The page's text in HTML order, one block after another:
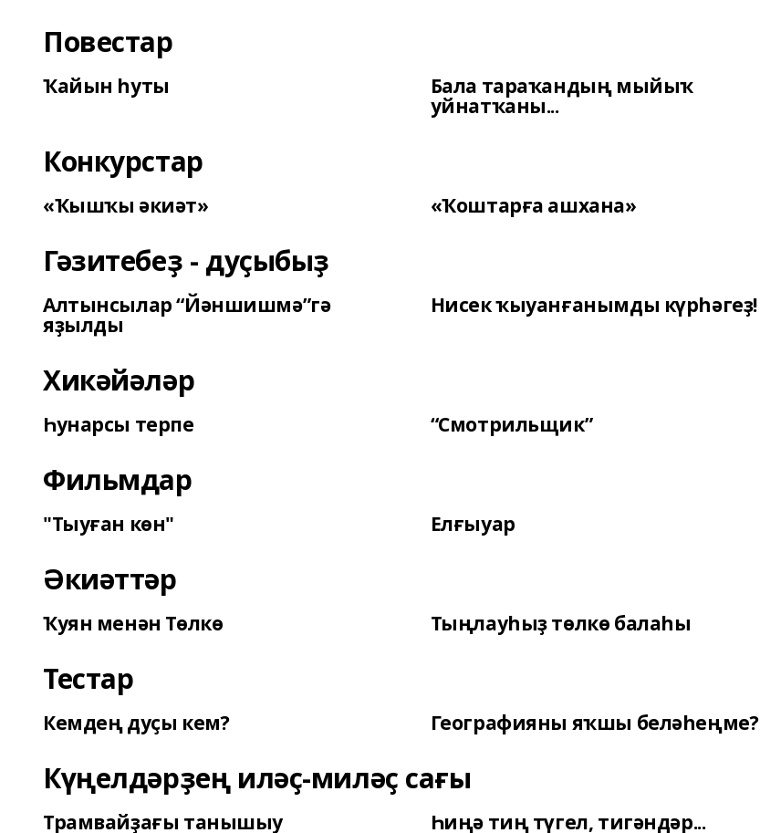
Повестар
Ҡайын һуты Бала тараҡандың мыйыҡ
уйнатҡаны...
Конкурстар
«Ҡышҡы әкиәт» «Ҡоштарға ашхана»
Гәзитебеҙ - дуҫыбыҙ
Алтынсылар “Йәншишмә”гә
яҙылды
Нисек ҡыуанғанымды күрһәгеҙ!
Хикәйәләр
Һунарсы терпе “Смотрильщик”
Фильмдар
"Тыуған көн" Елғыуар
Әкиәттәр
Ҡуян менән Төлкө Тыңлауһыҙ төлкө балаһы
Тестар
Кемдең дуҫы кем? Географияны яҡшы беләһеңме?
Күңелдәрҙең иләҫ-миләҫ сағы
Трамвайҙағы танышыу Һиңә тиң түгел, тигәндәр...